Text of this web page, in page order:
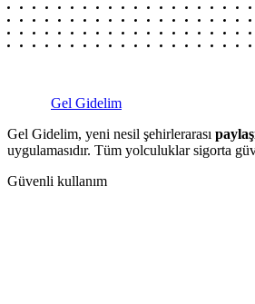
Gel Gidelim
Gel Gidelim, yeni nesil şehirlerarası
uygulamasıdır. Tüm yolculuklar sigorta
Güvenli kullanım